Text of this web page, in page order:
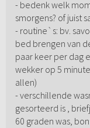
- bedenk welk
smorgens? of juist
- routine`s: bv.
bed brengen van
paar keer per dag
wekker op 5
allen)
- verschillende
gesorteerd is ,
60 graden was,